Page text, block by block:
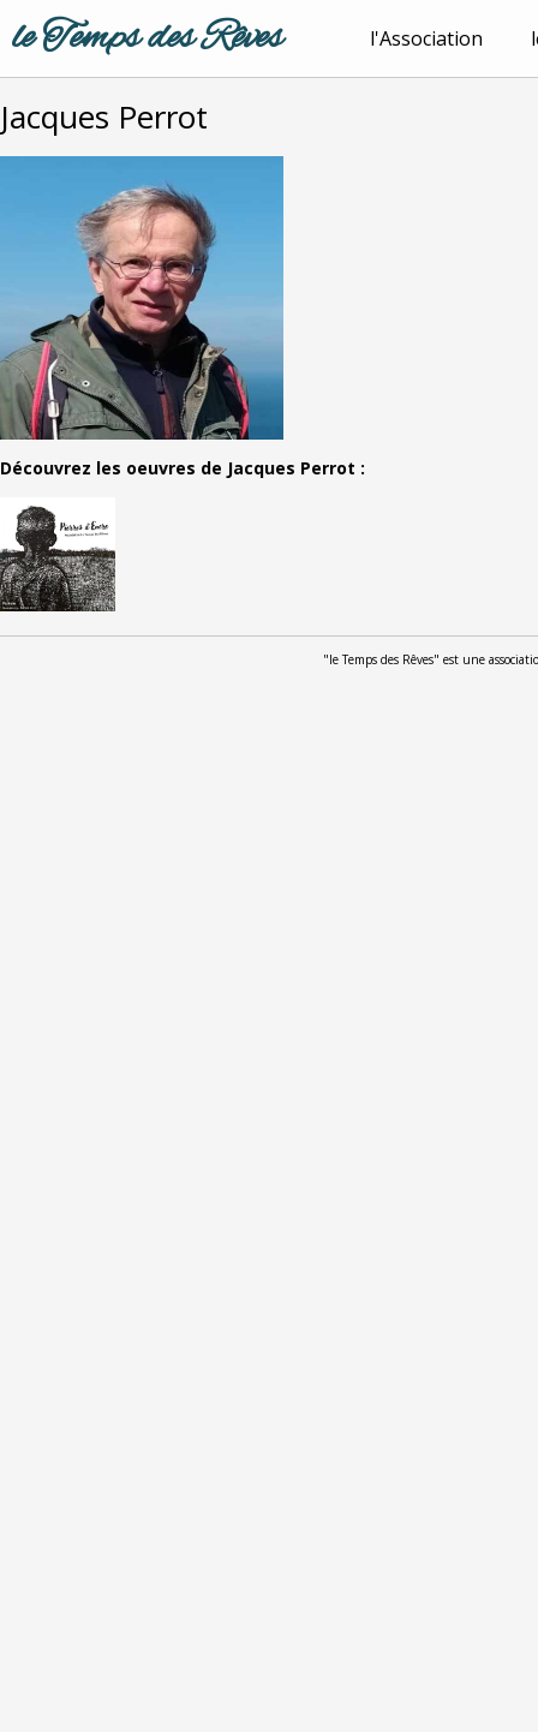
le Temps des Rêves l'Association
Jacques Perrot
Découvrez les oeuvres de Jacques Perrot :
"le Temps des Rêves" est une